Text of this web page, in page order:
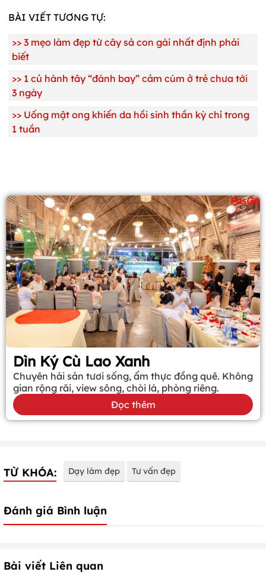
BÀI VIẾT TƯƠNG TỰ:
>> 3 mẹo làm đẹp từ cây sả con gái nhất định phải
biết
>> 1 củ hành tây “đánh bay” cảm cúm ở trẻ chưa tới
3 ngày
>> Uống mật ong khiến da hồi sinh thần kỳ chỉ trong
1 tuần
Dìn Ký Cù Lao Xanh
Chuyên hải sản tươi sống, ẩm thực đồng quê. Không
gian rộng rãi, view sông, chòi lá, phòng riêng.
Đọc thêm
TỪ KHÓA: Dạy làm đẹp Tư vấn đẹp
Đánh giá Bình luận
Bài viết Liên quan